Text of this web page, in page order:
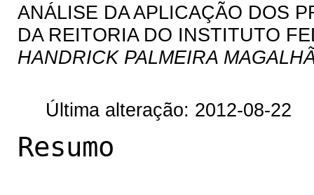
ANÁLISE DA APLICAÇÃO DOS
DA REITORIA DO INSTITUTO
HANDRICK PALMEIRA
Última alteração: 2012-08-22
Resumo